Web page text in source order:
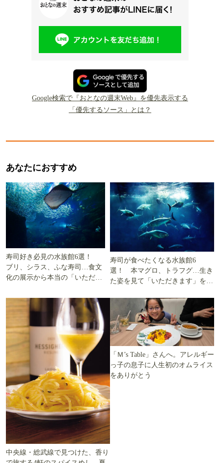
Google検索で『おとなの週末Web』を優先表示する
「優先するソース」とは？
あなたにおすすめ
寿司好き必見の水族館6選！
ブリ、シラス、ふな寿司…食文
化の展示から本当の「いただき
寿司が食べたくなる水族館6
選！ 本マグロ、トラフグ…生き
た姿を見て「いただきます」を考
中央線・総武線で見つけた、香り
「Ｍ’s Table」さんへ。アレルギー
っ子の息子に人生初のオムライス
をありがとう